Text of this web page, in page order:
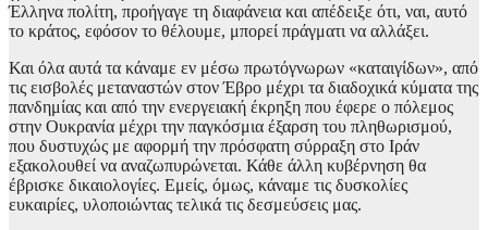
Έλληνα πολίτη, προήγαγε τη διαφάνεια και απέδειξε ότι, ναι, αυτό
το κράτος, εφόσον το θέλουμε, μπορεί πράγματι να αλλάξει.
Και όλα αυτά τα κάναμε εν μέσω πρωτόγνωρων «καταιγίδων», από
τις εισβολές μεταναστών στον Έβρο μέχρι τα διαδοχικά κύματα της
πανδημίας και από την ενεργειακή έκρηξη που έφερε ο πόλεμος
στην Ουκρανία μέχρι την παγκόσμια έξαρση του πληθωρισμού,
που δυστυχώς με αφορμή την πρόσφατη σύρραξη στο Ιράν
εξακολουθεί να αναζωπυρώνεται. Κάθε άλλη κυβέρνηση θα
έβρισκε δικαιολογίες. Εμείς, όμως, κάναμε τις δυσκολίες
ευκαιρίες, υλοποιώντας τελικά τις δεσμεύσεις μας.